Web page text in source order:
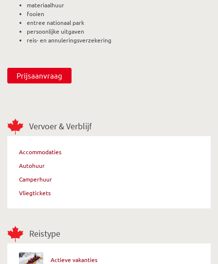
Vervoer & Verblijf
Accommodaties
Autohuur
Camperhuur
Vliegtickets
Reistype
Actieve vakanties
materiaalhuur
fooien
entree nationaal park
persoonlijke uitgaven
reis- en annuleringsverzekering
Prijsaanvraag